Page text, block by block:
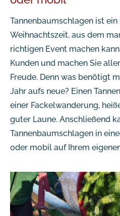
Tannenbaumschlagen ist
Weihnachtszeit, aus dem
richtigen Event machen
Kunden und machen Sie
Freude. Denn was benötigt
Jahr aufs neue? Einen
einer Fackelwanderung,
guter Laune. Anschließend
Tannenbaumschlagen in
oder mobil auf Ihrem